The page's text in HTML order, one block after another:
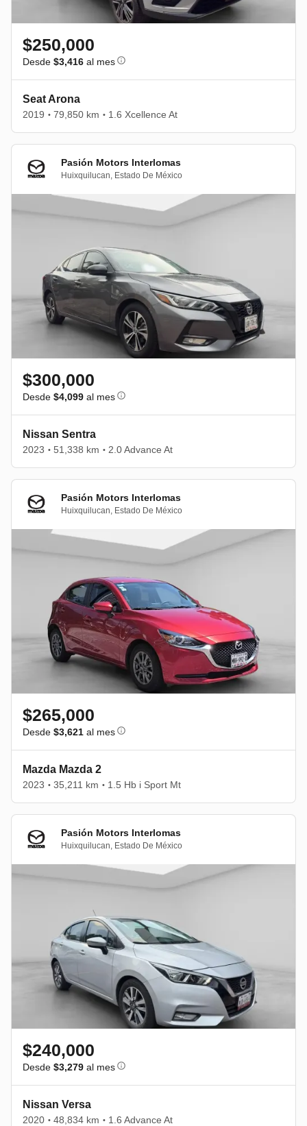
$250,000
Desde $3,416 al mes
Seat Arona
2019 • 79,850 km • 1.6 Xcellence At
Pasión Motors Interlomas
Huixquilucan, Estado De México
$300,000
Desde $4,099 al mes
Nissan Sentra
2023 • 51,338 km • 2.0 Advance At
Pasión Motors Interlomas
Huixquilucan, Estado De México
$265,000
Desde $3,621 al mes
Mazda Mazda 2
2023 • 35,211 km • 1.5 Hb i Sport Mt
Pasión Motors Interlomas
Huixquilucan, Estado De México
$240,000
Desde $3,279 al mes
Nissan Versa
2020 • 48,834 km • 1.6 Advance At